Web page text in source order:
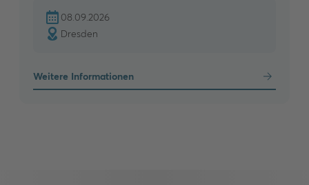
08.09.2026
Dresden
Weitere Informationen